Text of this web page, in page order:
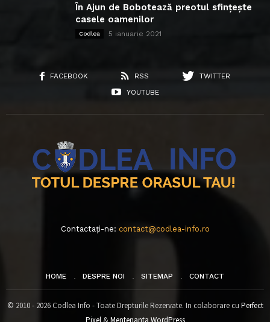
În Ajun de Bobotează preotul sfințește
casele oamenilor
Codlea 5 ianuarie 2021
FACEBOOK RSS
TWITTER
YOUTUBE
Contactați-ne: contact@codlea-info.ro
HOME DESPRE NOI SITEMAP CONTACT
© 2010 - 2026 Codlea Info - Toate Drepturile Rezervate. In colaborare cu Perfect
Pixel &Mentenanta WordPress